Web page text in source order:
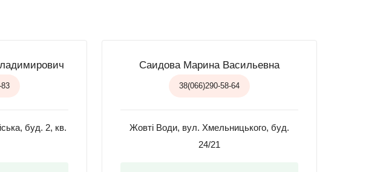
буд. 2, кв.
Саидова Марина Васильевна
38(066)290-58-64
Жовті Води, вул. Хмельницького, буд.
24/21